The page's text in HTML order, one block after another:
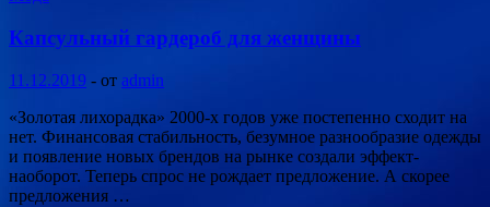
Капсульный гардероб для женщины
11.12.2019 - от admin
«Золотая лихорадка» 2000-х годов уже постепенно сходит на
нет. Финансовая стабильность, безумное разнообразие одежды
и появление новых брендов на рынке создали эффект-
наоборот. Теперь спрос не рождает предложение. А скорее
предложения …